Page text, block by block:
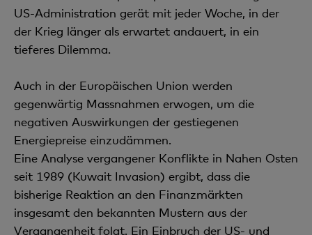
US-Administration gerät mit jeder Woche, in der
der Krieg länger als erwartet andauert, in ein
tieferes Dilemma.
Auch in der Europäischen Union werden
gegenwärtig Massnahmen erwogen, um die
negativen Auswirkungen der gestiegenen
Energiepreise einzudämmen.
Eine Analyse vergangener Konflikte in Nahen Osten
seit 1989 (Kuwait Invasion) ergibt, dass die
bisherige Reaktion an den Finanzmärkten
insgesamt den bekannten Mustern aus der
Vergangenheit folgt. Ein Einbruch der US- und